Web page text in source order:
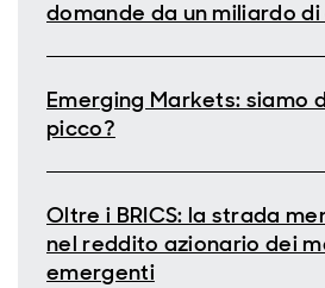
domande da un miliardo
Emerging Markets: siamo
picco?
Oltre i BRICS: la strada
nel reddito azionario dei
emergenti